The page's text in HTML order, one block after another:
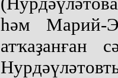
һәм Марий-
атҡаҙанған